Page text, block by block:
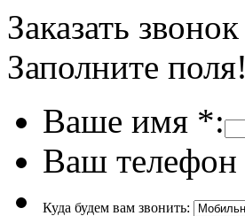
Заказать звонок
Заполните поля!
Ваше имя *:
Ваш телефон
Куда будем вам звонить: